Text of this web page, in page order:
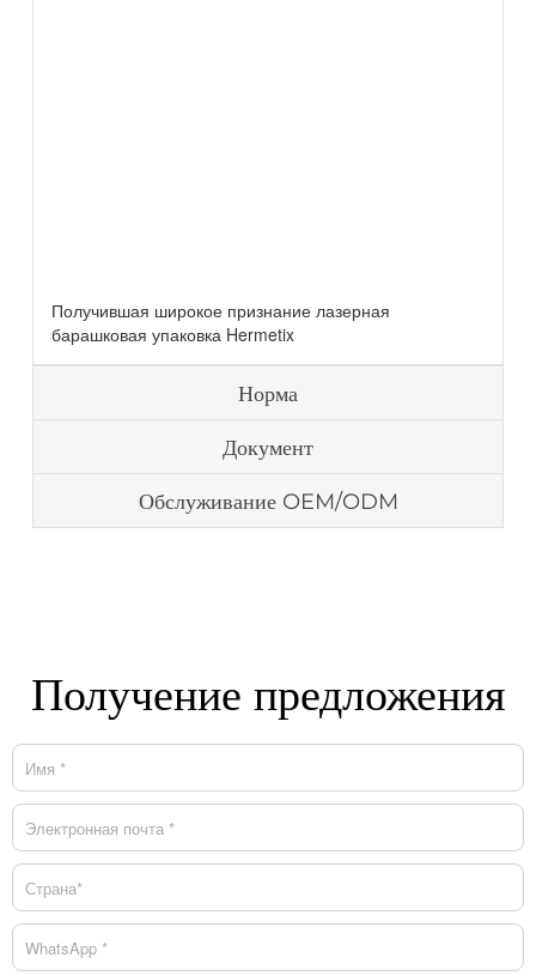
Получившая широкое признание лазерная
барашковая упаковка Hermetix
Норма
Документ
Обслуживание OEM/ODM
Получение предложения